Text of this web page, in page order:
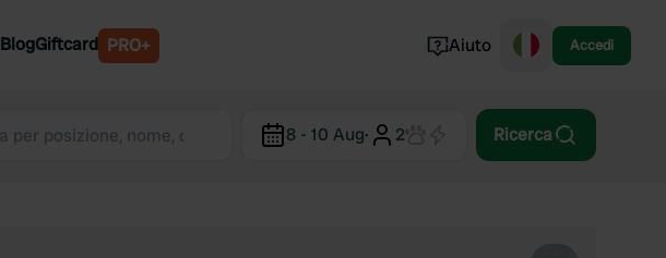
Slovenia
Portogallo
BlogGiftcard PRO+ Aiuto Accedi
8 - 10 Aug· 2 Ricerca